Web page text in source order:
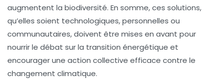
augmentent la biodiversité. En somme, ces solutions,
qu’elles soient technologiques, personnelles ou
communautaires, doivent être mises en avant pour
nourrir le débat sur la transition énergétique et
encourager une action collective efficace contre le
changement climatique.